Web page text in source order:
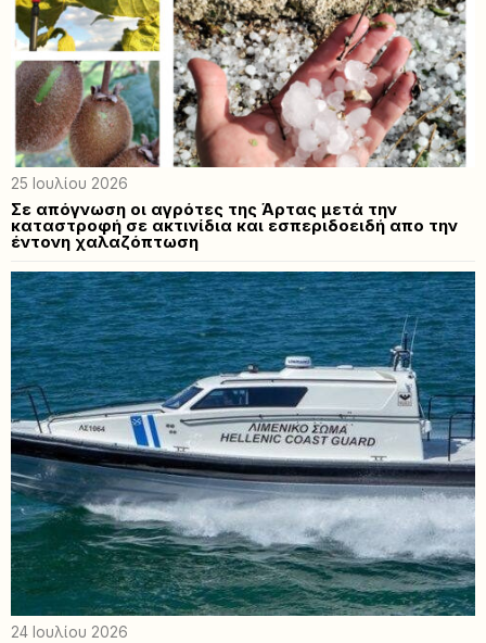
25 Ιουλίου 2026
Σε απόγνωση οι αγρότες της Άρτας μετά την
καταστροφή σε ακτινίδια και εσπεριδοειδή απο την
έντονη χαλαζόπτωση
24 Ιουλίου 2026